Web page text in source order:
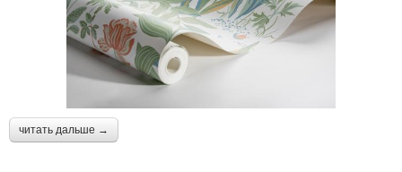
читать дальше →